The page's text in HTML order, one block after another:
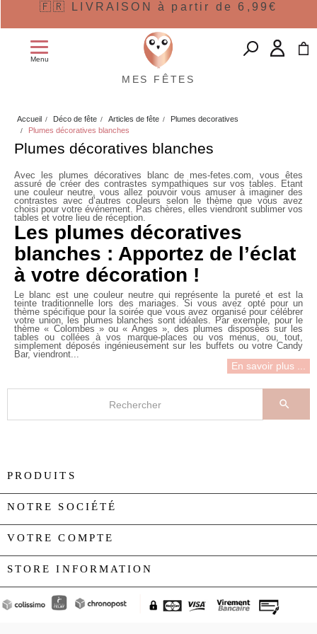
🇫🇷 LIVRAISON à partir de 6,99€
Menu
MES FÊTES
Accueil Déco de fête Articles de fête
Plumes decoratives
Plumes décoratives blanches
Plumes décoratives blanches
Avec les plumes décoratives blanc de mes-fetes.com, vous êtes
assuré de créer des contrastes sympathiques sur vos tables. Etant
une couleur neutre, vous allez pouvoir vous amuser à imaginer des
contrastes avec d’autres couleurs selon le thème que vous avez
choisi pour votre événement. Pas chères, elles viendront sublimer vos
tables et votre lieu de réception.
Les plumes décoratives
blanches : Apportez de l’éclat
à votre décoration !
Le blanc est une couleur neutre qui représente la pureté et est la
teinte traditionnelle lors des mariages. Si vous avez opté pour un
thème spécifique pour la soirée que vous avez organisé pour célébrer
votre union, les plumes blanches sont idéales. Par exemple, pour le
thème « Colombes » ou « Anges », des plumes disposées sur les
tables ou collées à vos marque-places ou vos menus, ou, tout,
simplement déposés ingénieusement sur les buffets ou votre Candy
Bar, viendront...
En savoir plus ...

PRODUITS
NOTRE SOCIÉTÉ
VOTRE COMPTE
STORE INFORMATION